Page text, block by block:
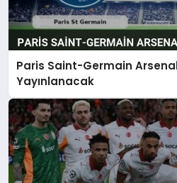
Paris Saint-Germain Arsenal
Yayınlanacak